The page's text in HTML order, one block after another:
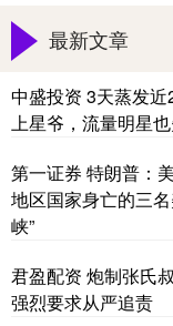
最新文章
中盛投资 3天蒸发
上星爷，流量明星也
第一证券 特朗普：
地区国家身亡的三
峡”
君盈配资 炮制张氏
强烈要求从严追责